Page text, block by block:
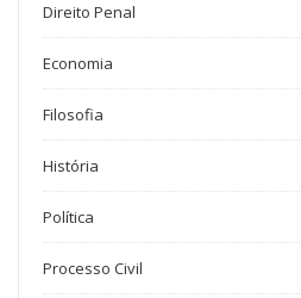
Direito Penal
Economia
Filosofia
História
Política
Processo Civil